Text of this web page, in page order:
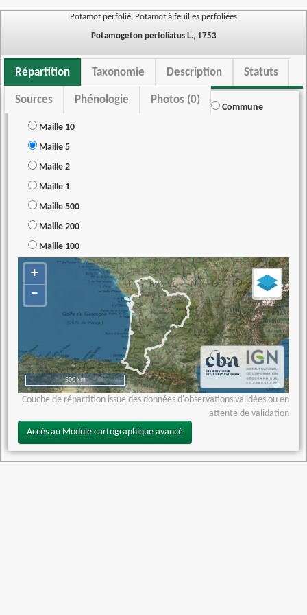
Potamot perfolié, Potamot à feuilles perfoliées
Potamogeton perfoliatus L., 1753
Répartition Taxonomie Description Statuts
Sources Phénologie Photos (0)
Commune
Maille 10
Maille 5
Maille 2
Maille 1
Maille 500
Maille 200
Maille 100
+
−
500 km
Couche de répartition issue des données d'observations validées ou en
attente de validation
Accès au Module cartographique avancé